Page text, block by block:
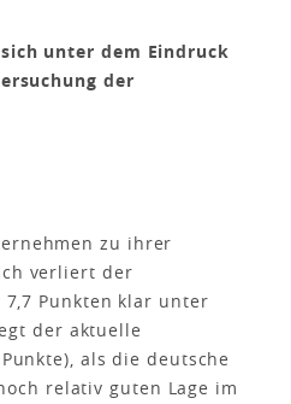
unter dem Eindruck
der
zu ihrer
verliert der
Punkten klar unter
der aktuelle
als die deutsche
relativ guten Lage im